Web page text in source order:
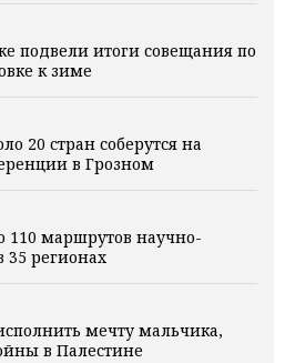
подвели итоги совещания по
к зиме
20 стран соберутся на
в Грозном
110 маршрутов научно-
35 регионах
мечту мальчика,
в Палестине